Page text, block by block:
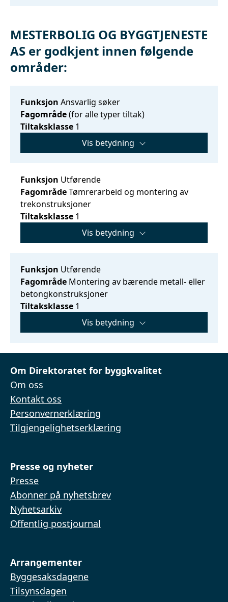
MESTERBOLIG OG BYGGTJENESTE
AS er godkjent innen følgende
områder:
Funksjon Ansvarlig søker
Fagområde(for alle typer tiltak)
Tiltaksklasse 1
Vis betydning
Funksjon Utførende
FagområdeTømrerarbeid og montering av
trekonstruksjoner
Tiltaksklasse 1
Vis betydning
Funksjon Utførende
Fagområde Montering av bærende metall- eller
betongkonstruksjoner
Tiltaksklasse 1
Vis betydning
Om Direktoratet for byggkvalitet
Om oss
Kontakt oss
Personvernerklæring
Tilgjengelighetserklæring
Presse og nyheter
Presse
Abonner på nyhetsbrev
Nyhetsarkiv
Offentlig postjournal
Arrangementer
Byggesaksdagene
Tilsynsdagen